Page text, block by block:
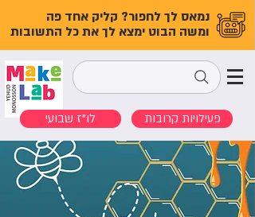
נמאס לך לחפור? קליק אחד פה
ומשה הבוט ימצא לך את כל התשובות
לו"ז שבועי פעילויות קרובות